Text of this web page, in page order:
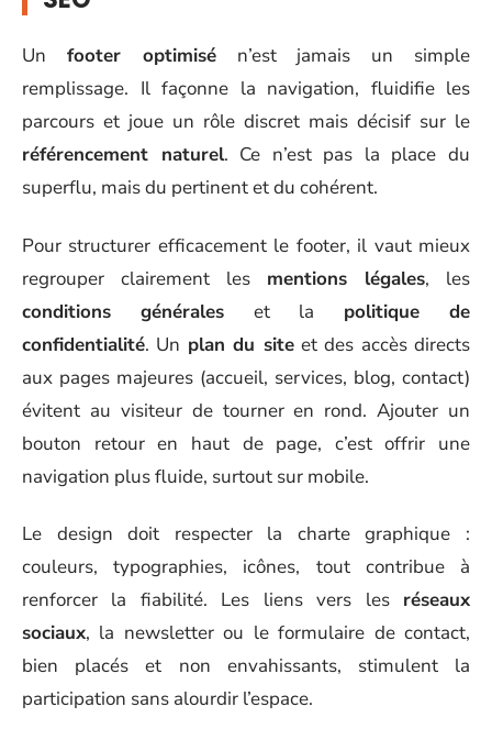
Un footer optimisén’est jamais un simple
remplissage. Il façonne la navigation, fluidifie les
parcours et joue un rôle discret mais décisif sur le
référencement naturel. Ce n’est pas la place du
superflu, mais du pertinent et du cohérent.
Pour structurer efficacement le footer, il vaut mieux
regrouper clairement les mentions légales, les
conditions générales et la politique de
confidentialité. Un plan du siteet des accès directs
aux pages majeures (accueil, services, blog, contact)
évitent au visiteur de tourner en rond. Ajouter un
bouton retour en haut de page, c’est offrir une
navigation plus fluide, surtout sur mobile.
Le design doit respecter la charte graphique :
couleurs, typographies, icônes, tout contribue à
renforcer la fiabilité. Les liens vers les réseaux
sociaux, la newsletter ou le formulaire de contact,
bien placés et non envahissants, stimulent la
participation sans alourdir l’espace.